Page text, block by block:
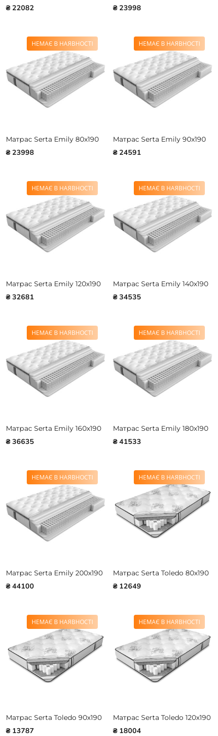
₴ 22082
₴ 23998
НЕМАЄ В НАЯВНОСТІ
Матрас Serta Emily 80x190
₴ 23998
НЕМАЄ В НАЯВНОСТІ
Матрас Serta Emily 90x190
₴ 24591
НЕМАЄ В НАЯВНОСТІ
Матрас Serta Emily 120x190
₴ 32681
НЕМАЄ В НАЯВНОСТІ
Матрас Serta Emily 140x190
₴ 34535
НЕМАЄ В НАЯВНОСТІ
Матрас Serta Emily 160x190
₴ 36635
НЕМАЄ В НАЯВНОСТІ
Матрас Serta Emily 180x190
₴ 41533
НЕМАЄ В НАЯВНОСТІ
Матрас Serta Emily 200x190
₴ 44100
НЕМАЄ В НАЯВНОСТІ
Матрас Serta Toledo 80x190
₴ 12649
НЕМАЄ В НАЯВНОСТІ
Матрас Serta Toledo 90x190
₴ 13787
НЕМАЄ В НАЯВНОСТІ
Матрас Serta Toledo 120x190
₴ 18004